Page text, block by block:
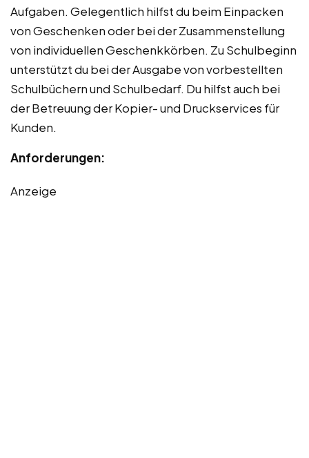
Aufgaben. Gelegentlich hilfst du beim Einpacken
von Geschenken oder bei der Zusammenstellung
von individuellen Geschenkkörben. Zu Schulbeginn
unterstützt du bei der Ausgabe von vorbestellten
Schulbüchern und Schulbedarf. Du hilfst auch bei
der Betreuung der Kopier- und Druckservices für
Kunden.
Anforderungen:
Anzeige